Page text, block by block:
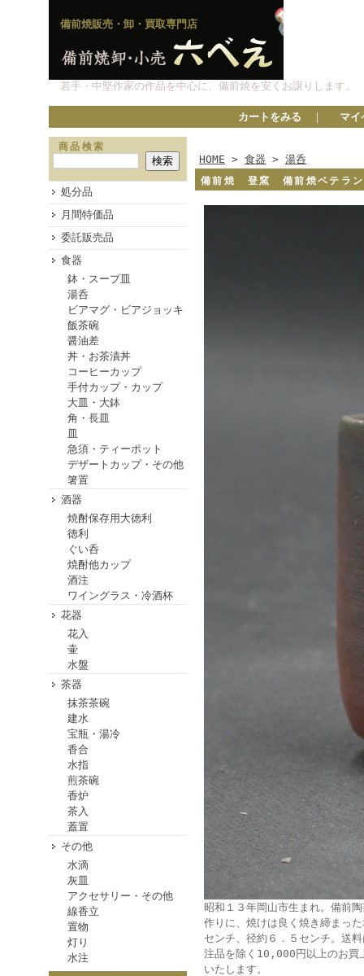
備前焼販売・卸・買取専門店
若手・中堅作家の作品を中心に、備前焼を安くお譲りします。
カートをみる ｜ マイ
商品検索
処分品
月間特価品
委託販売品
食器
鉢・スープ皿
湯呑
ビアマグ・ビアジョッキ
飯茶碗
醤油差
丼・お茶漬丼
コーヒーカップ
手付カップ・カップ
大皿・大鉢
角・長皿
皿
急須・ティーポット
デザートカップ・その他
箸置
酒器
焼酎保存用大徳利
徳利
ぐい呑
焼酎他カップ
酒注
ワイングラス・冷酒杯
花器
花入
壷
水盤
茶器
抹茶茶碗
建水
宝瓶・湯冷
香合
水指
煎茶碗
香炉
茶入
蓋置
その他
水滴
灰皿
アクセサリー・その他
線香立
置物
灯り
水注
HOME > 食器 > 湯呑
備前焼 登窯 備前焼ベテ
昭和１３年岡山市生まれ。備前
作りに、焼けは良く焼き締まっ
センチ、径約６．５センチ。送
注品を除く10,000円以上のお買
いたします。